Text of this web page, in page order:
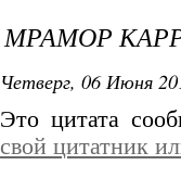
МРАМОР
Четверг, 06 Июня
Это цитата
свой цитатник